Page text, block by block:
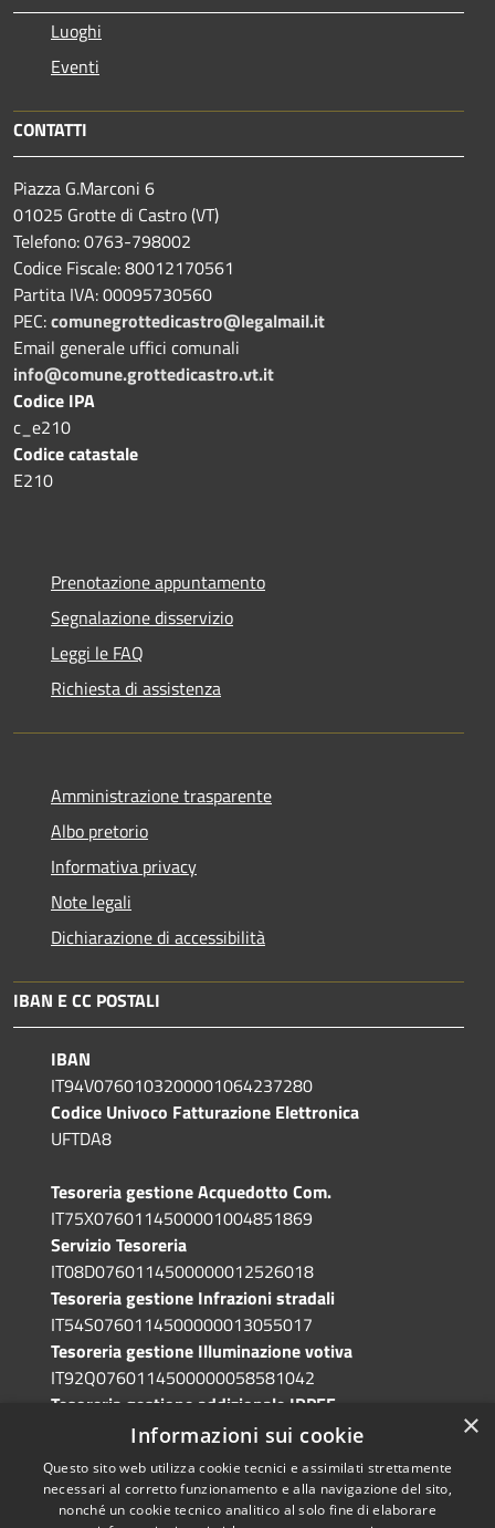
Luoghi
Eventi
CONTATTI
Piazza G.Marconi 6
01025 Grotte di Castro (VT)
Telefono: 0763-798002
Codice Fiscale: 80012170561
Partita IVA: 00095730560
PEC:comunegrottedicastro@legalmail.it
Email generale uffici comunali
info@comune.grottedicastro.vt.it
Codice IPA
c_e210
Codice catastale
E210
Prenotazione appuntamento
Segnalazione disservizio
Leggi le FAQ
Richiesta di assistenza
Amministrazione trasparente
Albo pretorio
Informativa privacy
Note legali
Dichiarazione di accessibilità
IBAN E CC POSTALI
IBAN
IT94V0760103200001064237280
Codice Univoco Fatturazione Elettronica
UFTDA8
Tesoreria gestione Acquedotto Com.
IT75X0760114500001004851869
Servizio Tesoreria
IT08D0760114500000012526018
Tesoreria gestione Infrazioni stradali
IT54S0760114500000013055017
Tesoreria gestione Illuminazione votiva
IT92Q0760114500000058581042
Tesoreria gestione addizionale IRPEF
IT71A0760114500000086341765
×
Informazioni sui cookie
Questo sito web utilizza cookie tecnici e assimilati strettamente
necessari al corretto funzionamento e alla navigazione del sito,
nonché un cookie tecnico analitico al solo fine di elaborare